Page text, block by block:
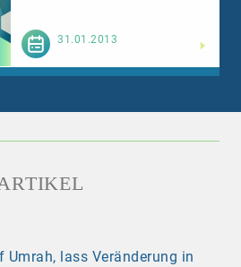
31.01.2013
lass Veränderung in